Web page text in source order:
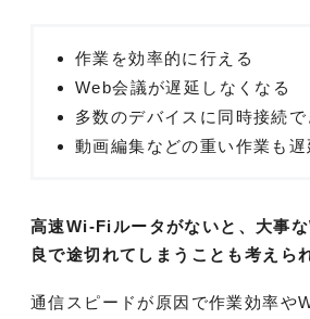
作業を効率的に行える
Web会議が遅延しなくなる
多数のデバイスに同時接続で
動画編集などの重い作業も遅
高速Wi-Fiルータがないと、大事
良で途切れてしまうことも考えら
通信スピードが原因で作業効率や